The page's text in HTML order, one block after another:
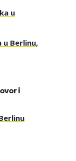
u
u Berlinu,
i